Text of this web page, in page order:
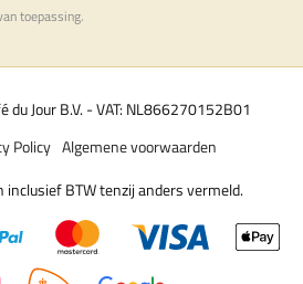
toepassing.
du Jour B.V. - VAT: NL866270152B01
Algemene voorwaarden
Policy
inclusief BTW tenzij anders vermeld.